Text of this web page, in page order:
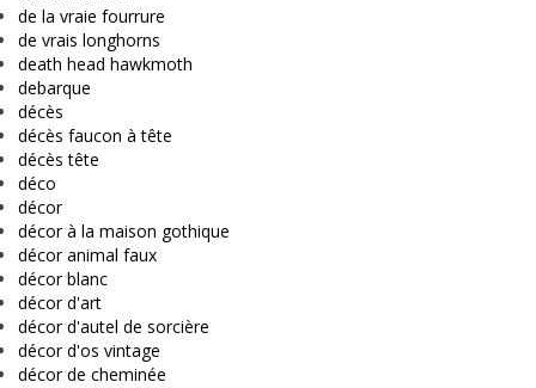
de la vraie fourrure
de vrais longhorns
death head hawkmoth
debarque
décès
décès faucon à tête
décès tête
déco
décor
décor à la maison gothique
décor animal faux
décor blanc
décor d'art
décor d'autel de sorcière
décor d'os vintage
décor de cheminée